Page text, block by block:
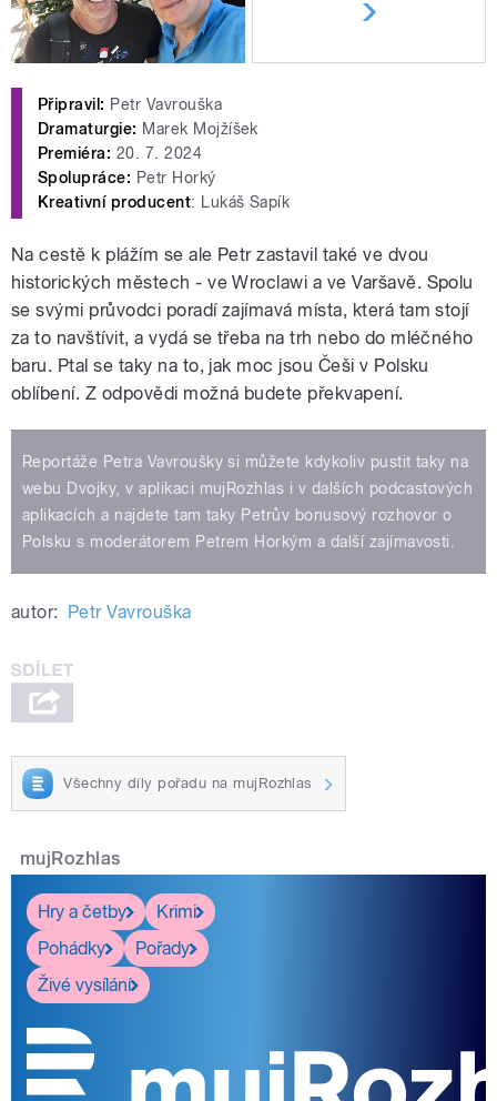
Připravil: Petr Vavrouška
Dramaturgie: Marek Mojžíšek
Premiéra: 20. 7. 2024
Spolupráce: Petr Horký
Kreativní producent: Lukáš Sapík
Na cestě k plážím se ale Petr zastavil také ve dvou
historických městech - ve Wroclawi a ve Varšavě. Spolu
se svými průvodci poradí zajímavá místa, která tam stojí
za to navštívit, a vydá se třeba na trh nebo do mléčného
baru. Ptal se taky na to, jak moc jsou Češi v Polsku
oblíbení. Z odpovědi možná budete překvapení.
Reportáže Petra Vavroušky si můžete kdykoliv pustit taky na
webu Dvojky, v aplikaci mujRozhlas i v dalších podcastových
aplikacích a najdete tam taky Petrův bonusový rozhovor o
Polsku s moderátorem Petrem Horkým a další zajímavosti.
autor: Petr Vavrouška
Všechny díly pořadu na mujRozhlas
mujRozhlas
Hry a četby
Krimi
Pohádky
Pořady
Živé vysílání